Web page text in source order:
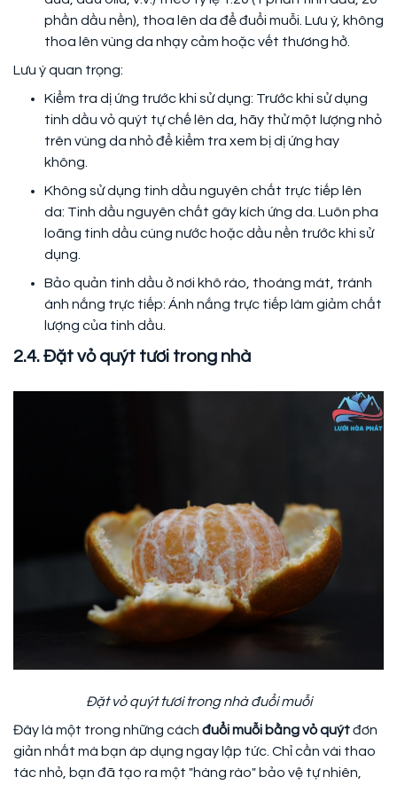
phần dầu nền), thoa lên da để đuổi muỗi. Lưu ý, không
thoa lên vùng da nhạy cảm hoặc vết thương hở.
Lưu ý quan trọng:
Kiểm tra dị ứng trước khi sử dụng: Trước khi sử dụng
tinh dầu vỏ quýt tự chế lên da, hãy thử một lượng nhỏ
trên vùng da nhỏ để kiểm tra xem bị dị ứng hay
không.
Không sử dụng tinh dầu nguyên chất trực tiếp lên
da: Tinh dầu nguyên chất gây kích ứng da. Luôn pha
loãng tinh dầu cùng nước hoặc dầu nền trước khi sử
dụng.
Bảo quản tinh dầu ở nơi khô ráo, thoáng mát, tránh
ánh nắng trực tiếp: Ánh nắng trực tiếp làm giảm chất
lượng của tinh dầu.
2.4. Đặt vỏ quýt tươi trong nhà
Đặt vỏ quýt tươi trong nhà đuổi muỗi
Đây là một trong những cách đuổi muỗi bằng vỏ quýtđơn
giản nhất mà bạn áp dụng ngay lập tức. Chỉ cần vài thao
tác nhỏ, bạn đã tạo ra một "hàng rào" bảo vệ tự nhiên,